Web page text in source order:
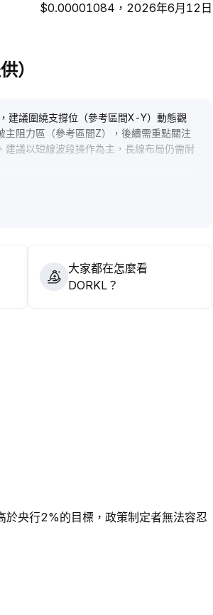
$0.00001084，2026年6月12日
）
建議圍繞支撐位（參考區間X-Y）動態觀
阻力區（參考區間Z），後續需重點關注
議以短線波段操作為主，長線布局仍需耐
大家都在怎麼看
DORKL？
於央行2%的目標，政策制定者無法容忍